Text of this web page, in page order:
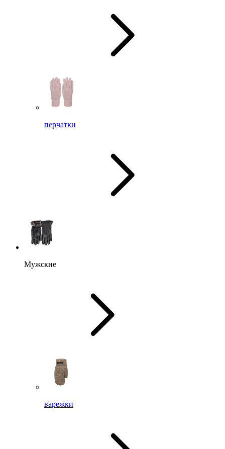
перчатки
Мужские
варежки